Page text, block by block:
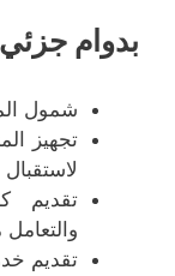
بدوام جزئي
شمول
تجهيز
تقديم
تقديم